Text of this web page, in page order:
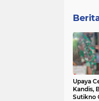
Upaya
Kandis,
Sutikno